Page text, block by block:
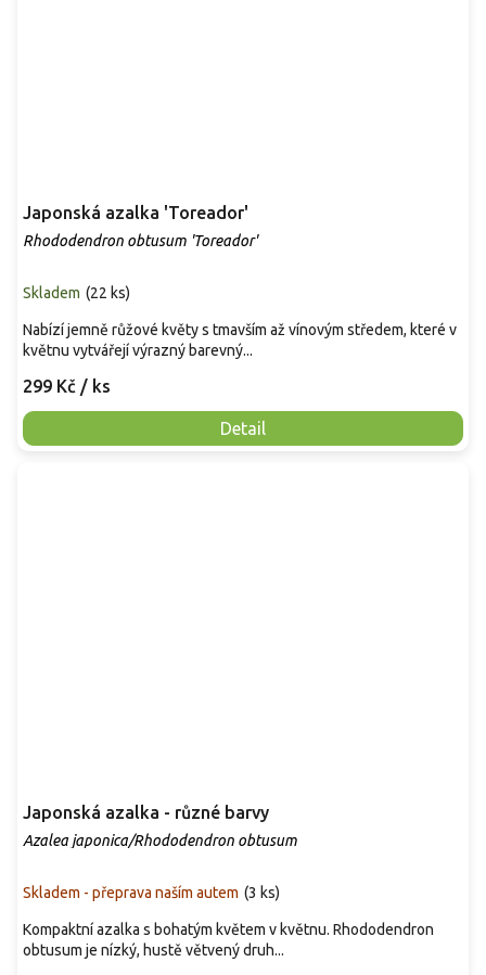
Japonská azalka 'Toreador'
Rhododendron obtusum 'Toreador'
Skladem (22 ks)
299 Kč / ks
Detail
Nabízí jemně růžové květy s tmavším až vínovým středem, které v
květnu vytvářejí výrazný barevný...
Japonská azalka - různé barvy
Azalea japonica/Rhododendron obtusum
Skladem - přeprava naším autem (3 ks)
Kompaktní azalka s bohatým květem v květnu. Rhododendron
obtusum je nízký, hustě větvený druh...